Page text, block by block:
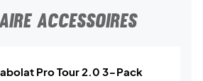
ACCESSOIRES
Pro Tour 2.0 3-Pack